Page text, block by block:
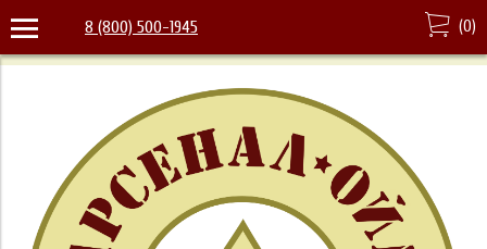
8 (800) 500-1945 (0)